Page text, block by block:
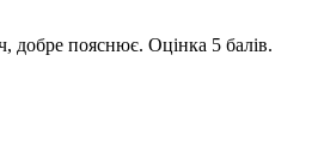
добре пояснює. Оцінка 5 балів.